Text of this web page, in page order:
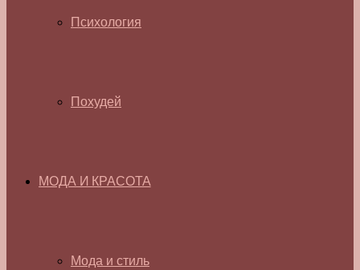
Психология
Похудей
МОДА И КРАСОТА
Мода и стиль